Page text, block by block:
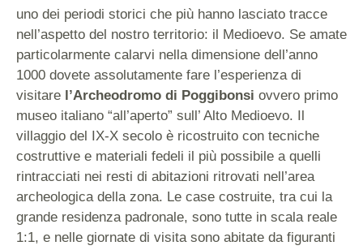
uno dei periodi storici che più hanno lasciato tracce
nell’aspetto del nostro territorio: il Medioevo. Se amate
particolarmente calarvi nella dimensione dell’anno
1000 dovete assolutamente fare l’esperienza di
visitare l’Archeodromo di Poggibonsi ovvero primo
museo italiano “all’aperto” sull’ Alto Medioevo. Il
villaggio del IX-X secolo è ricostruito con tecniche
costruttive e materiali fedeli il più possibile a quelli
rintracciati nei resti di abitazioni ritrovati nell’area
archeologica della zona. Le case costruite, tra cui la
grande residenza padronale, sono tutte in scala reale
1:1, e nelle giornate di visita sono abitate da figuranti